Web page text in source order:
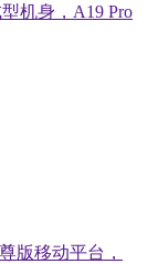
机身，A19 Pro
版移动平台，